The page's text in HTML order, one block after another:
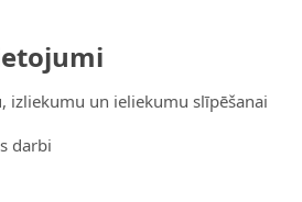
un ieliekumu slīpēšanai
darbi